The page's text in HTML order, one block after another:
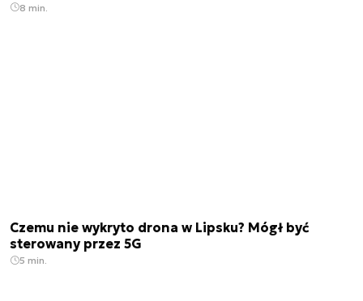
8 min.
Czemu nie wykryto drona w Lipsku? Mógł być
sterowany przez 5G
5 min.